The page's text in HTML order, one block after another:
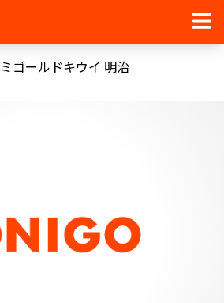
ゴールドキウイ 明治